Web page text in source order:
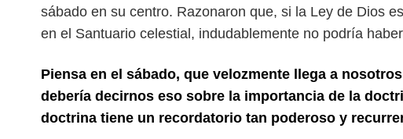
sábado en su centro. Razonaron que, si la Ley de Dios
en el Santuario celestial, indudablemente no podría
Piensa en el sábado, que velozmente llega a
debería decirnos eso sobre la importancia de la
doctrina tiene un recordatorio tan poderoso y